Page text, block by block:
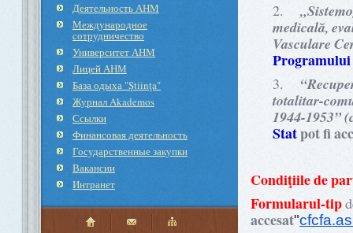
Деятельность АНМ
Международное
cотрудничество
Университет АНМ
Лицей АНМ
База одыха "Ştiinţa"
Журнал Akademos
Ссылки
Финансовая деятельность
Государственные закупки
Вакансии
Интранет
2. „
medicală,
Vasculare
3. “
totalitar-
1944-1953”
Statpot fi
Condiţiile de
Formularul-tip
accesat"